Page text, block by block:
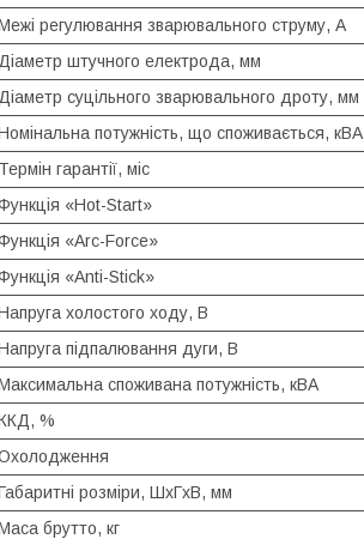
регулювання зварювального струму, А
Діаметр штучного електрода, мм
Діаметр суцільного зварювального дроту, мм
потужність, що споживається, кВА
Термін гарантії, міс
«Hot-Start»
«Arc-Force»
«Anti-Stick»
холостого ходу, В
підпалювання дуги, В
споживана потужність, кВA
%
розміри, ШxГxВ, мм
брутто, кг